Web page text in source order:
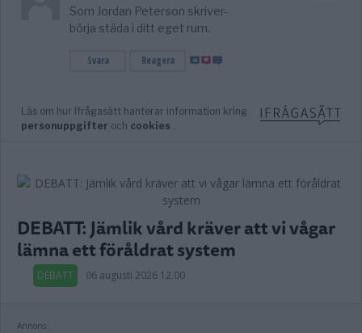
DEBATT: Jämlik vård kräver att vi vågar
lämna ett föråldrat system
DEBATT 06 augusti 2026 12.00
Annons: